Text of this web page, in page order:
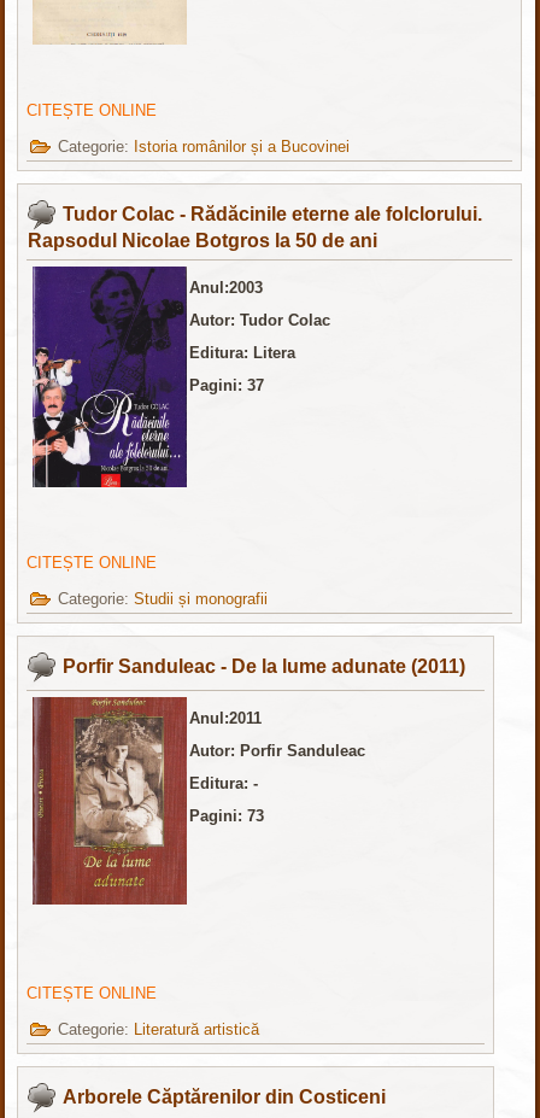
CITEȘTE ONLINE
Categorie: Istoria românilor și a Bucovinei
Tudor Colac - Rădăcinile eterne ale folclorului.
Rapsodul Nicolae Botgros la 50 de ani
Anul:2003
Autor: Tudor Colac
Editura: Litera
Pagini: 37
CITEȘTE ONLINE
Categorie:Studii și monografii
Porfir Sanduleac - De la lume adunate (2011)
Anul:2011
Autor: Porfir Sanduleac
Editura: -
Pagini: 73
CITEȘTE ONLINE
Categorie:
Literatură artistică
Arborele Căptărenilor din Costiceni